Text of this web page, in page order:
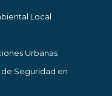
Local
Urbanas
Seguridad en